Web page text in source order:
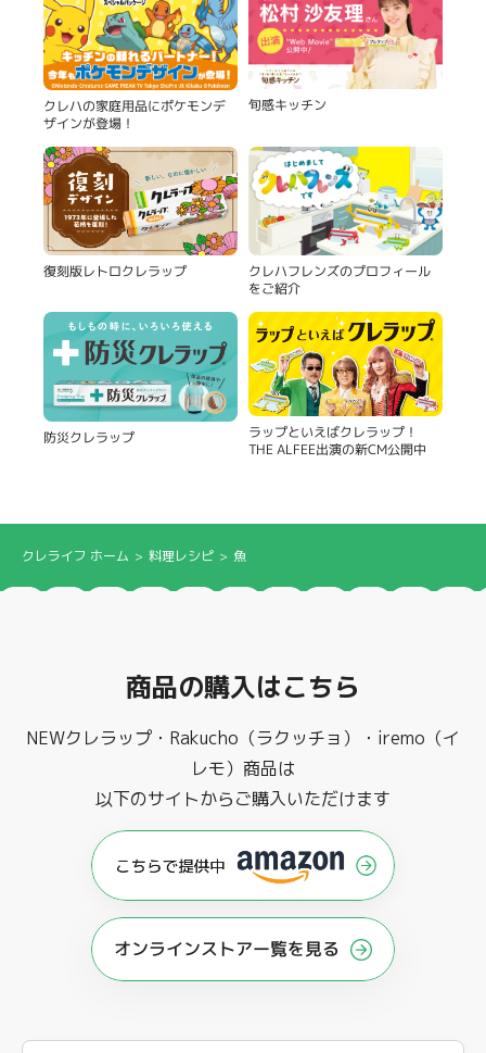
クレハの家庭用品にポケモンデ
ザインが登場！
旬感キッチン
復刻版レトロクレラップ クレハフレンズのプロフィール
をご紹介
防災クレラップ ラップといえばクレラップ！
THE ALFEE出演の新CM公開中
クレライフ ホーム 料理レシピ 魚
商品の購入はこちら
NEWクレラップ・Rakucho（ラクッチョ）・iremo（イ
レモ）商品は
以下のサイトからご購入いただけます
オンラインストアー覧を見る